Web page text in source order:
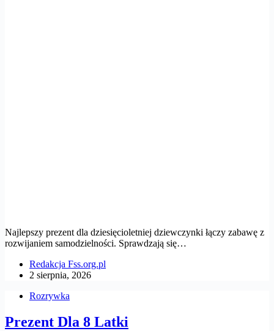
Najlepszy prezent dla dziesięcioletniej dziewczynki łączy zabawę z
rozwijaniem samodzielności. Sprawdzają się…
Redakcja Fss.org.pl
2 sierpnia, 2026
Rozrywka
Prezent Dla 8 Latki